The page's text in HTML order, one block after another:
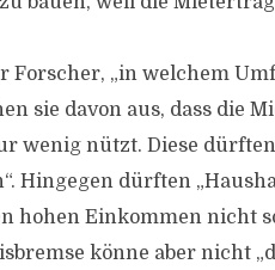
„in welchem
sie davon aus, dass die
wenig nützt. Diese
Hingegen dürften
hohen Einkommen nicht
könne aber nicht